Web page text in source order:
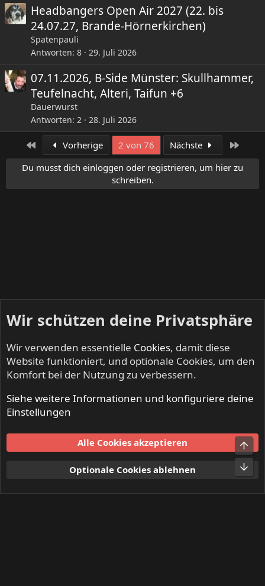
Headbangers Open Air 2027 (22. bis
24.07.27, Brande-Hörnerkirchen)
Spatenpauli
Antworten 8 29. Juli 2026
07.11.2026, B-Side Münster: Skullhammer,
Teufelnacht, Alteri, Taifun +6
Dauerwurst
Antworten 2 28. Juli 2026
Erste Vorherige 2 von 76 Nächste
Du musst dich einloggen oder registrieren, um hier zu
schreiben.
Live
Nutzungsbedingungen
Datenschutz
S
Wir schützen deine Privatsphäre
Wir verwenden essentielle Cookies, damit diese
Website funktioniert, und optionale Cookies, um den
Komfort bei der Nutzung zu verbessern.
Siehe weitere Informationen und konfiguriere deine
Einstellungen
Alle Cookies akzeptieren
Optionale Cookies ablehnen